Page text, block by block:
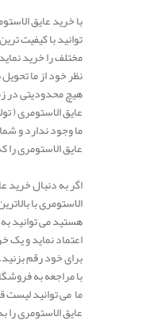
با خرید عایق
توانید با کیفیت
مختلف را خرید
نظر خود از ما
هیچ محدودیتی در
عایق الاستومری (
ما وجود ندارد و
عایق الاستومری را
اگر به دنبال خرید
الاستومری با
هستید می توانید
اعتماد نماید و یک
برای خود رقم بزنید.
با مراجعه به
ما می توانید
عایق الاستومری